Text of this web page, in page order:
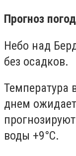
Прогноз
Небо над
без осадков.
Температура
днем
воды +9°С.